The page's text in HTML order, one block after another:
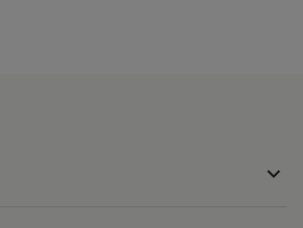
expand_more